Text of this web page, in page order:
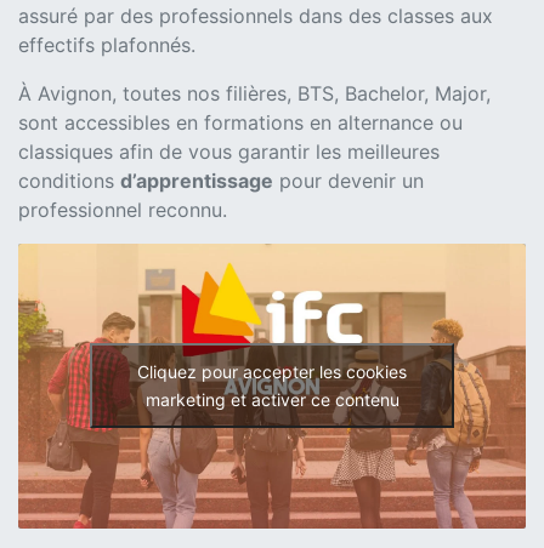
assuré par des professionnels dans des classes aux
effectifs plafonnés.
À Avignon, toutes nos filières, BTS, Bachelor, Major,
sont accessibles en formations en alternance ou
classiques afin de vous garantir les meilleures
conditions d’apprentissage pour devenir un
professionnel reconnu.
Cliquez pour accepter les cookies
marketing et activer ce contenu